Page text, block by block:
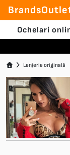
Ochelari
Lenjerie originală